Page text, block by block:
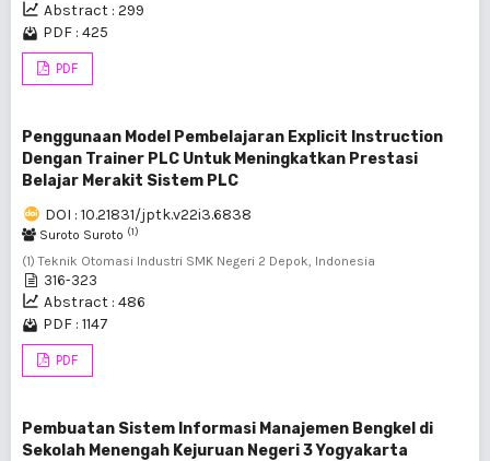
Abstract : 299
PDF : 425
PDF
Penggunaan Model Pembelajaran Explicit Instruction
Dengan Trainer PLC Untuk Meningkatkan Prestasi
Belajar Merakit Sistem PLC
DOI : 10.21831/jptk.v22i3.6838
Suroto Suroto (1)
(1) Teknik Otomasi Industri SMK Negeri 2 Depok, Indonesia
316-323
Abstract : 486
PDF : 1147
PDF
Pembuatan Sistem Informasi Manajemen Bengkel di
Sekolah Menengah Kejuruan Negeri 3 Yogyakarta